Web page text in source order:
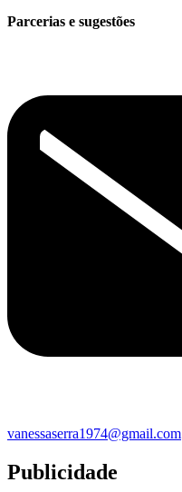
Parcerias e sugestões
vanessaserra1974@gmail.com
Publicidade